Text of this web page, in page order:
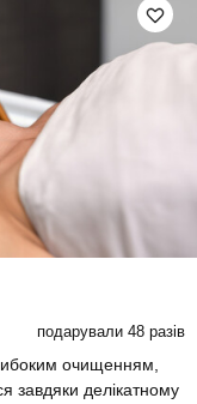
подарували 48 разів
очищенням,
завдяки делікатному